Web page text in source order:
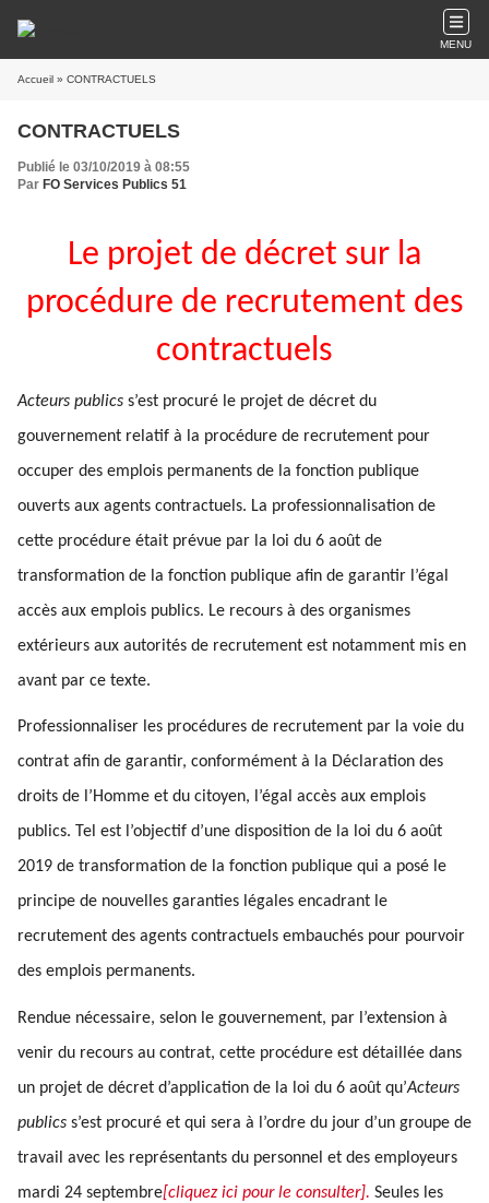
MENU
Accueil » CONTRACTUELS
CONTRACTUELS
Publié le 03/10/2019 à 08:55
Par FO Services Publics 51
Le projet de décret sur la
procédure de recrutement des
contractuels
Acteurs publics s’est procuré le projet de décret du
gouvernement relatif à la procédure de recrutement pour
occuper des emplois permanents de la fonction publique
ouverts aux agents contractuels. La professionnalisation de
cette procédure était prévue par la loi du 6 août de
transformation de la fonction publique afin de garantir l’égal
accès aux emplois publics. Le recours à des organismes
extérieurs aux autorités de recrutement est notamment mis en
avant par ce texte.
Professionnaliser les procédures de recrutement par la voie du
contrat afin de garantir, conformément à la Déclaration des
droits de l’Homme et du citoyen, l’égal accès aux emplois
publics. Tel est l’objectif d’une disposition de la loi du 6 août
2019 de transformation de la fonction publique qui a posé le
principe de nouvelles garanties légales encadrant le
recrutement des agents contractuels embauchés pour pourvoir
des emplois permanents.
Rendue nécessaire, selon le gouvernement, par l’extension à
venir du recours au contrat, cette procédure est détaillée dans
un projet de décret d’application de la loi du 6 août qu’Acteurs
publics s’est procuré et qui sera à l’ordre du jour d’un groupe de
travail avec les représentants du personnel et des employeurs
mardi 24 septembre[cliquez ici pour le consulter]. Seules les